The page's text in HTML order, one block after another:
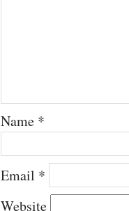
Name *
Email *
Website